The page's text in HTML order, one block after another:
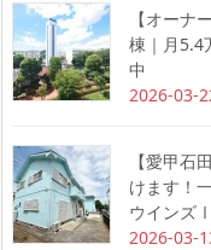
【オーナ
棟｜月5.4
中
2026-03-
【愛甲石
けます！
ウインズⅠ
2026-03-